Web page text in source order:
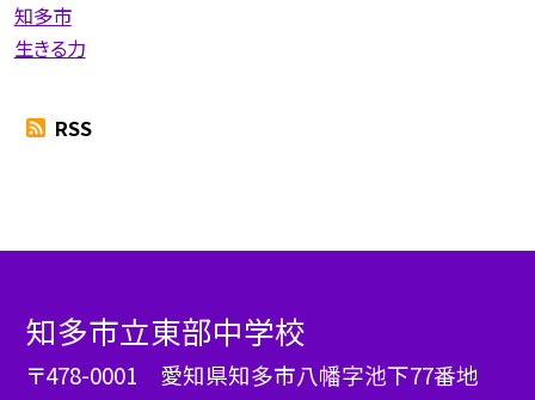
知多市
生きる力
RSS
知多市立東部中学校
〒478-0001 愛知県知多市八幡字池下77番地